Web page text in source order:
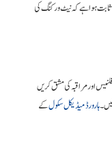
ہوا ہے کہ نیٹ ورکنگ کی
اور مراقبہ کی مشق کریں
ہارورڈ میڈیکل سکولکے